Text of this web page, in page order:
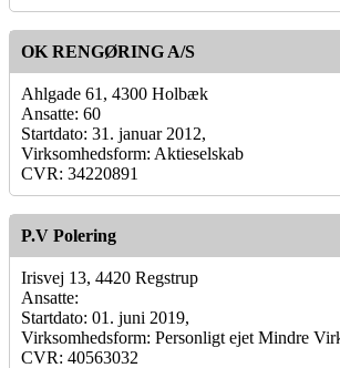
OK RENGØRING A/S
Ahlgade 61, 4300 Holbæk
Ansatte: 60
Startdato: 31. januar 2012,
Virksomhedsform: Aktieselskab
CVR: 34220891
P.V Polering
Irisvej 13, 4420 Regstrup
Ansatte:
Startdato: 01. juni 2019,
Virksomhedsform: Personligt ejet Mindre
CVR: 40563032